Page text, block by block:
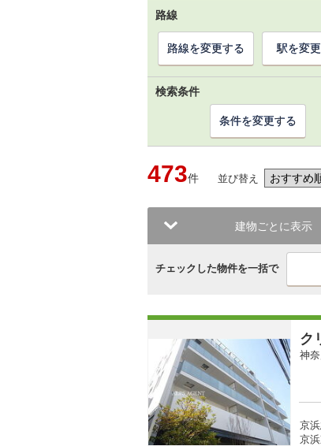
路線
路線を変更する 駅を変
検索条件
条件を変更する
473件 並び替え
建物ごとに表示
チェックした物件を一括で
ク
神
京
京